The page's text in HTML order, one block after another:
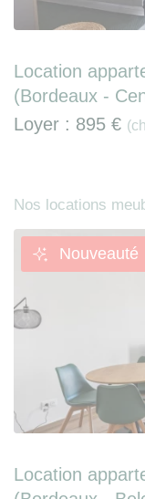
Location
(Bordeaux -
Loyer : 895 €
Nos locations
Nouveauté
Location